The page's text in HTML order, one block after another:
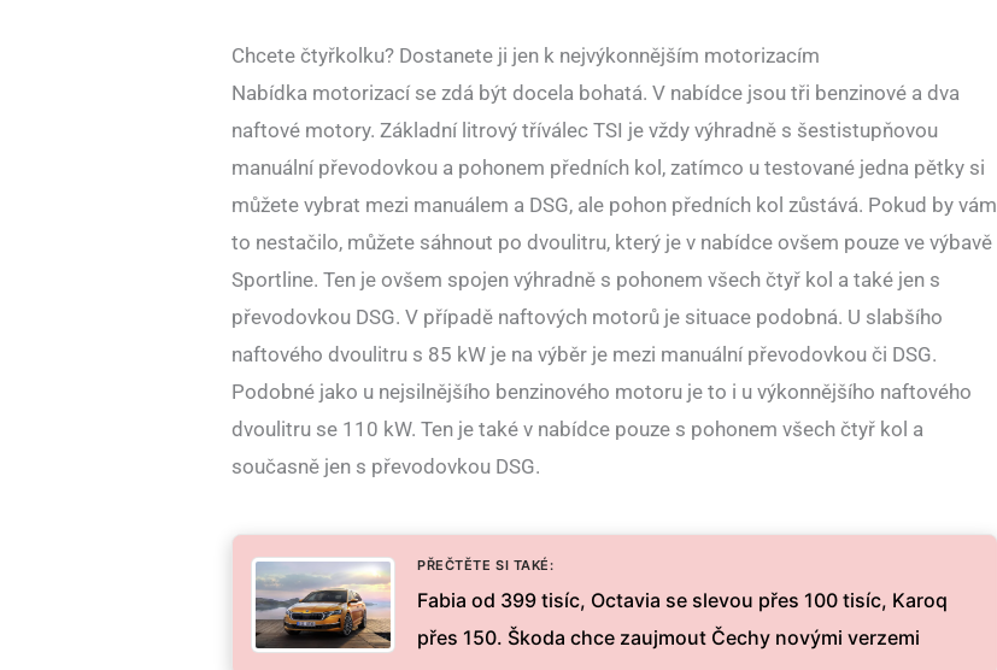
Chcete čtyřkolku? Dostanete ji jen k nejvýkonnějším motorizacím
Nabídka motorizací se zdá být docela bohatá. V nabídce jsou tři benzinové a dva
naftové motory. Základní litrový tříválec TSI je vždy výhradně s šestistupňovou
manuální převodovkou a pohonem předních kol, zatímco u testované jedna pětky si
můžete vybrat mezi manuálem a DSG, ale pohon předních kol zůstává. Pokud by vám
to nestačilo, můžete sáhnout po dvoulitru, který je v nabídce ovšem pouze ve výbavě
Sportline. Ten je ovšem spojen výhradně s pohonem všech čtyř kol a také jen s
převodovkou DSG. V případě naftových motorů je situace podobná. U slabšího
naftového dvoulitru s 85 kW je na výběr je mezi manuální převodovkou či DSG.
Podobné jako u nejsilnějšího benzinového motoru je to i u výkonnějšího naftového
dvoulitru se 110 kW. Ten je také v nabídce pouze s pohonem všech čtyř kol a
současně jen s převodovkou DSG.
PŘEČTĚTE SI TAKÉ:
Fabia od 399 tisíc, Octavia se slevou přes 100 tisíc, Karoq
přes 150. Škoda chce zaujmout Čechy novými verzemi